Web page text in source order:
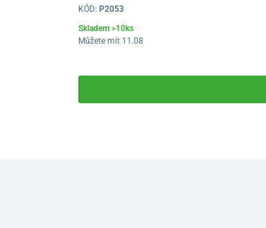
KÓD: P2053
Skladem >10ks
Můžete mít 11.08